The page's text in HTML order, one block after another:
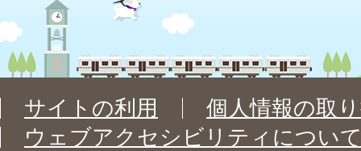
サイトの利用
個人情報の取
ウェブアクセシビリティについ